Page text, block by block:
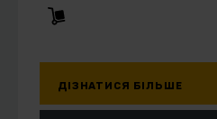
ДІЗНАТИСЯ БІЛЬШЕ